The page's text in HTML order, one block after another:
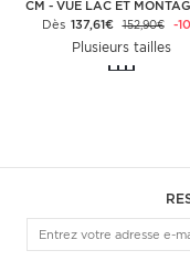
CM - VUE LAC ET
Dès 137,61€ 152,90€ -
Plusieurs tailles